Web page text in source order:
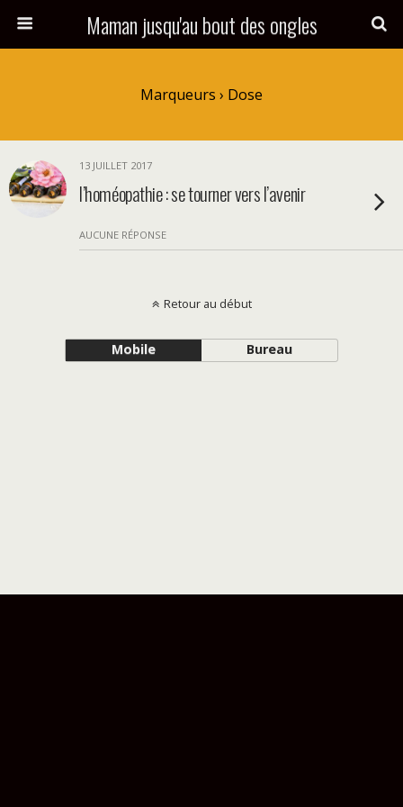
Maman jusqu'au bout des ongles
Marqueurs › Dose
13 JUILLET 2017
l’homéopathie : se tourner vers l’avenir
AUCUNE RÉPONSE
Retour au début
Mobile Bureau